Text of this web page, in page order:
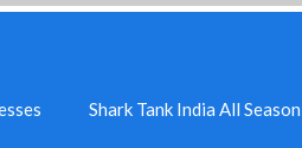
Shark Tank India All Season